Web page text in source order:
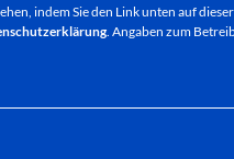
indem Sie den Link unten auf
. Angaben zum
14. April 2020 um
in Bad Hersfeld.
20 Euro pro Person.